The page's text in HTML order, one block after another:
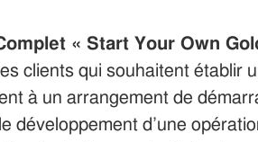
« Start Your Own
clients qui souhaitent établir
à un arrangement de
développement d’une